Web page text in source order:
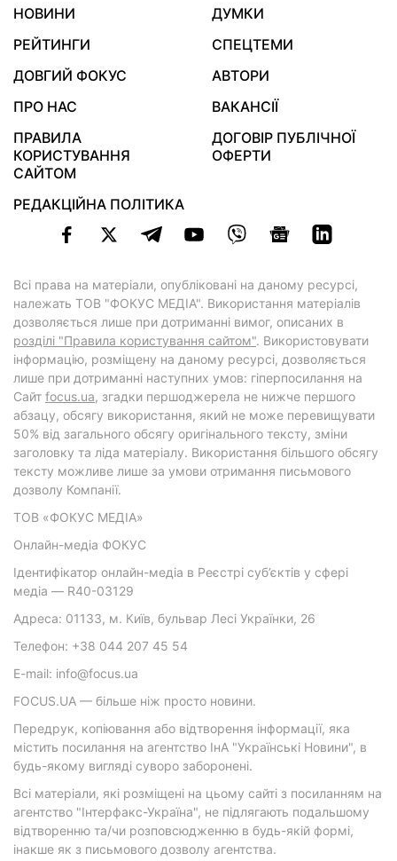
НОВИНИ
ДУМКИ
РЕЙТИНГИ
СПЕЦТЕМИ
ДОВГИЙ ФОКУС
АВТОРИ
ПРО НАС
ВАКАНСІЇ
ПРАВИЛА
КОРИСТУВАННЯ
САЙТОМ
ДОГОВІР ПУБЛІЧНОЇ
ОФЕРТИ
РЕДАКЦІЙНА ПОЛІТИКА
Всі права на матеріали, опубліковані на даному ресурсі,
належать ТОВ "ФОКУС МЕДІА". Використання матеріалів
дозволяється лише при дотриманні вимог, описаних в
розділі "Правила користування сайтом". Використовувати
інформацію, розміщену на даному ресурсі, дозволяється
лише при дотриманні наступних умов: гіперпосилання на
Cайт focus.ua, згадки першоджерела не нижче першого
абзацу, обсягу використання, який не може перевищувати
50% від загального обсягу оригінального тексту, зміни
заголовку та ліда матеріалу. Використання більшого обсягу
тексту можливе лише за умови отримання письмового
дозволу Компанії.
ТОВ «ФОКУС МЕДІА»
Онлайн-медіа ФОКУС
Ідентифікатор онлайн-медіа в Реєстрі суб’єктів у сфері
медіа — R40-03129
Адреса: 01133, м. Київ, бульвар Лесі Українки, 26
Телефон: +38 044 207 45 54
E-mail: info@focus.ua
FOCUS.UA — більше ніж просто новини.
Передрук, копіювання або відтворення інформації, яка
містить посилання на агентство ІнА "Українські Новини", в
будь-якому вигляді суворо заборонені.
Всі матеріали, які розміщені на цьому сайті з посиланням на
агентство "Інтерфакс-Україна", не підлягають подальшому
відтворенню та/чи розповсюдженню в будь-якій формі,
інакше як з письмового дозволу агентства.